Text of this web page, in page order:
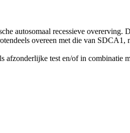
autosomaal recessieve overerving.
overeen met die van SDCA1,
afzonderlijke test en/of in combinatie